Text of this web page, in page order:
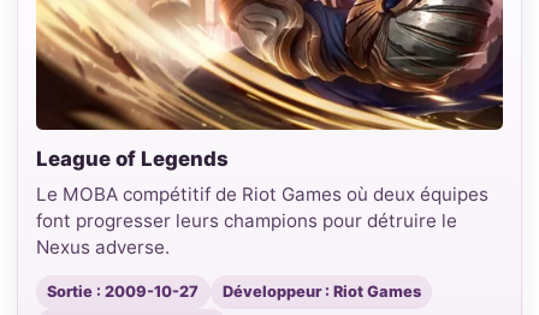
League of Legends
Le MOBA compétitif de Riot Games où deux équipes
font progresser leurs champions pour détruire le
Nexus adverse.
Sortie : 2009-10-27
Développeur : Riot Games